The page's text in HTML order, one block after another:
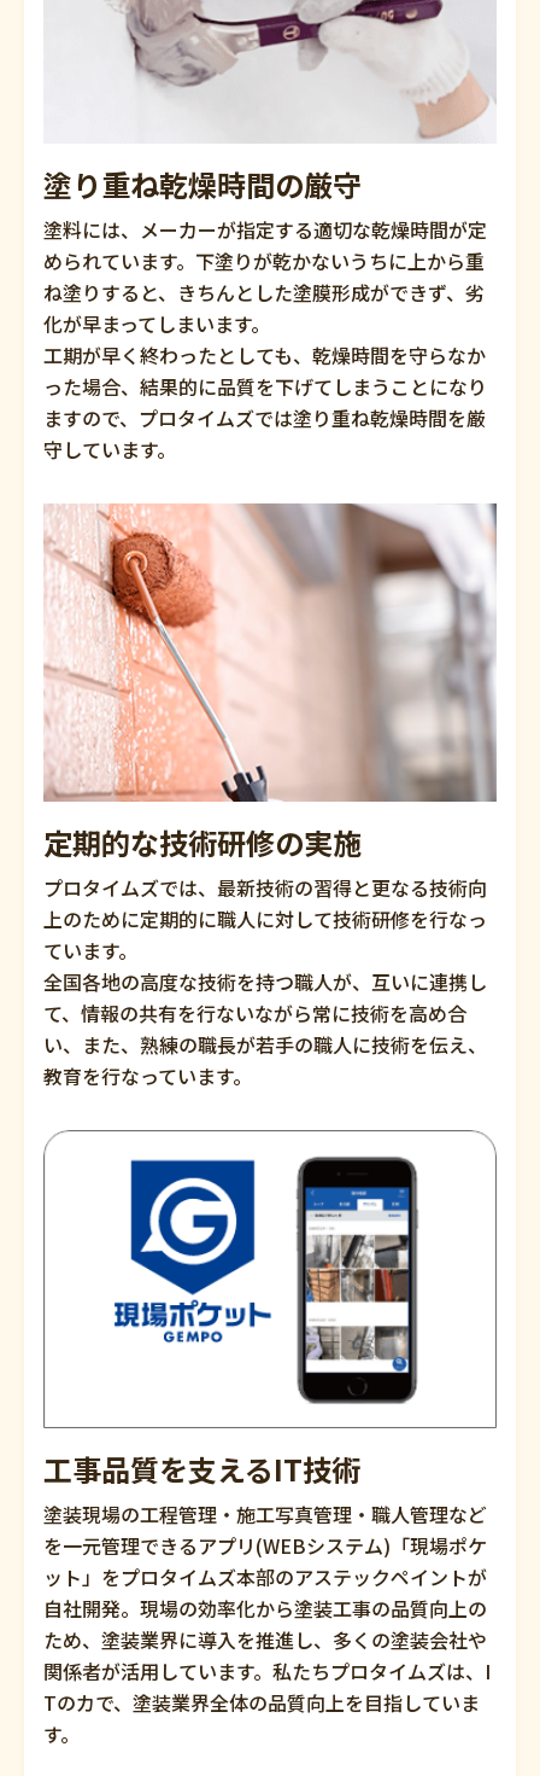
塗り重ね乾燥時間の厳守
塗料には、メーカーが指定する適切な乾燥時間が定
められています。下塗りが乾かないうちに上から重
ね塗りすると、きちんとした塗膜形成ができず、劣
化が早まってしまいます。
工期が早く終わったとしても、乾燥時間を守らなか
った場合、結果的に品質を下げてしまうことになり
ますので、プロタイムズでは塗り重ね乾燥時間を厳
守しています。
定期的な技術研修の実施
プロタイムズでは、最新技術の習得と更なる技術向
上のために定期的に職人に対して技術研修を行なっ
ています。
全国各地の高度な技術を持つ職人が、互いに連携し
て、情報の共有を行ないながら常に技術を高め合
い、また、熟練の職長が若手の職人に技術を伝え、
教育を行なっています。
工事品質を支えるIT技術
塗装現場の工程管理・施工写真管理・職人管理など
を一元管理できるアプリ(WEBシステム)「現場ポケ
ット」をプロタイムズ本部のアステックペイントが
自社開発。現場の効率化から塗装工事の品質向上の
ため、塗装業界に導入を推進し、多くの塗装会社や
関係者が活用しています。私たちプロタイムズは、I
Tのカで、塗装業界全体の品質向上を目指していま
す。